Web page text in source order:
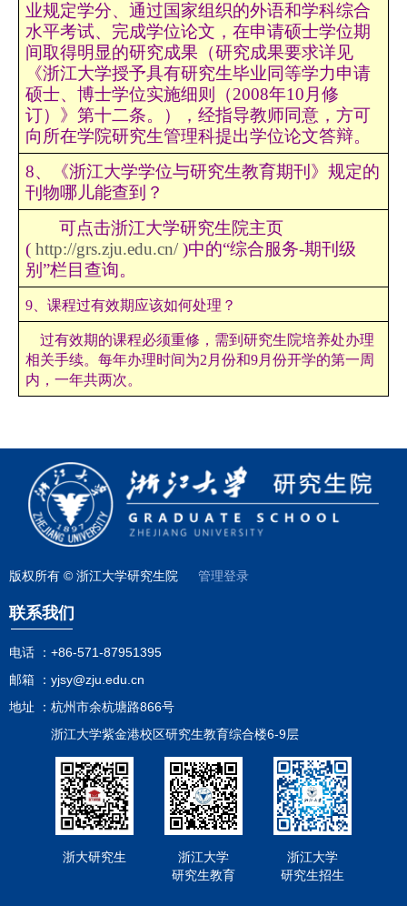
业规定学分、通过国家组织的外语和学科综合
水平考试、完成学位论文，在申请硕士学位期
间取得明显的研究成果（研究成果要求详见
《浙江大学授予具有研究生毕业同等学力申请
硕士、博士学位实施细则（2008年10月修
订）》第十二条。），经指导教师同意，方可
向所在学院研究生管理科提出学位论文答辩。
8、《浙江大学学位与研究生教育期刊》规定的
刊物哪儿能查到？
可点击浙江大学研究生院主页
( http://grs.zju.edu.cn/ )中的“综合服务-期刊级
别”栏目查询。
9、课程过有效期应该如何处理？
过有效期的课程必须重修，需到研究生院培养处办理
相关手续。每年办理时间为2月份和9月份开学的第一周
内，一年共两次。
版权所有 © 浙江大学研究生院 管理登录
联系我们
电话 ： +86-571-87951395
邮箱 ： yjsy@zju.edu.cn
地址 ： 杭州市余杭塘路866号
浙江大学紫金港校区研究生教育综合楼6-9层
浙大研究生
浙江大学
研究生教育
浙江大学
研究生招生